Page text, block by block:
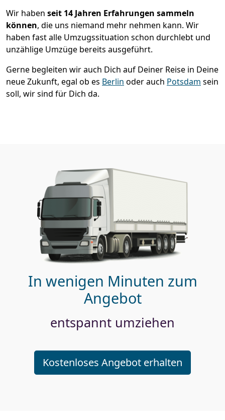
Wir haben seit 14 Jahren Erfahrungen sammeln
können, die uns niemand mehr nehmen kann. Wir
haben fast alle Umzugssituation schon durchlebt und
unzählige Umzüge bereits ausgeführt.
Gerne begleiten wir auch Dich auf Deiner Reise in Deine
neue Zukunft, egal ob es Berlin oder auch Potsdam sein
soll, wir sind für Dich da.
In wenigen Minuten zum
Angebot
entspannt umziehen
Kostenloses Angebot erhalten